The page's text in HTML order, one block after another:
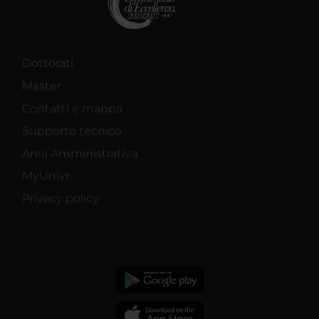
Dottorati
Master
Contatti e mappa
Supporto tecnico
Area Amministrativa
MyUnivr
Privacy policy